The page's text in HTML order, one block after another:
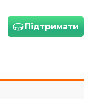
Підтримати